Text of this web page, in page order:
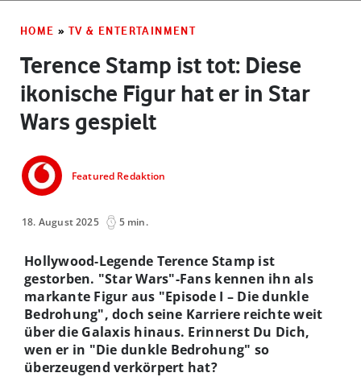
HOME » TV & ENTERTAINMENT
Terence Stamp ist tot: Diese
ikonische Figur hat er in Star
Wars gespielt
Featured Redaktion
18. August 2025 5 min.
Hollywood-Legende Terence Stamp ist
gestorben. "Star Wars"-Fans kennen ihn als
markante Figur aus "Episode I – Die dunkle
Bedrohung", doch seine Karriere reichte weit
über die Galaxis hinaus. Erinnerst Du Dich,
wen er in "Die dunkle Bedrohung" so
überzeugend verkörpert hat?